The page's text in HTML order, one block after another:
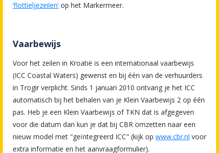
‘flottieljezeilen’ op het Markermeer.
Vaarbewijs
Voor het zeilen in Kroatië is een internationaal vaarbewijs
(ICC Coastal Waters) gewenst en bij één van de verhuurders
in Trogir verplicht. Sinds 1 januari 2010 ontvang je het ICC
automatisch bij het behalen van je Klein Vaarbewijs 2 op één
pas. Heb je een Klein Vaarbewijs of TKN dat is afgegeven
voor die datum dan kun je dat bij CBR omzetten naar een
nieuw model met "geïntegreerd ICC" (kijk op www.cbr.nl voor
extra informatie en het aanvraagformulier).